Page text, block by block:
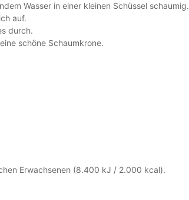
Wasser in einer kleinen Schüssel schaumig.
auf.
durch.
schöne Schaumkrone.
Erwachsenen (8.400 kJ / 2.000 kcal).